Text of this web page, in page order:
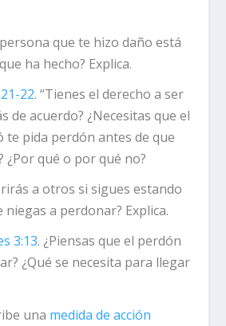
que te hizo daño está
ha hecho? Explica.
22. “Tienes el derecho a ser
de acuerdo? ¿Necesitas que el
te pida perdón antes de que
¿Por qué o por qué no?
a otros si sigues estando
a perdonar? Explica.
3:13. ¿Piensas que el perdón
¿Qué se necesita para llegar
una medida de acción